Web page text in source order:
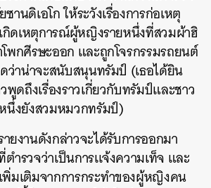
านดิเอโก ให้ระวังเรื่องการก่อเหตุ
กิดเหตุการณ์ผู้หญิงรายหนึ่งที่สวมผ้าฮิ
พกศีรษะออก และถูกโจรกรรมรถยนต์
ว่าน่าจะสนับสนุนทรัมป์ (เธอได้ยิน
ดถึงเรื่องราวเกี่ยวกับทรัมป์และชาว
นึ่งยังสวมหมวกทรัมป์)
ยงานดังกล่าวจะได้รับการออกมา
ำรวจว่าเป็นการเเจ้งความเท็จ และ
พิ่มเติมจากการกระทำของผู้หญิงคน
TWEET LINE EMAIL